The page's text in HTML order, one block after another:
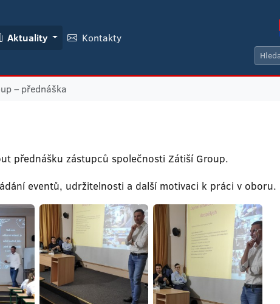
Aktuality Kontakty
– přednáška
přednášku zástupců společnosti Zátiší Group.
eventů, udržitelnosti a další motivaci k práci v oboru.